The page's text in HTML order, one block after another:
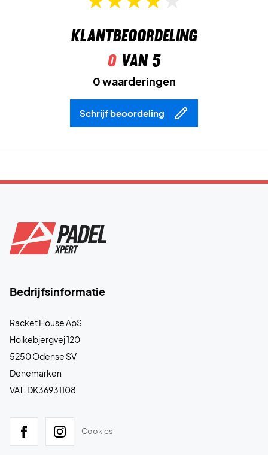
Klantbeoordeling
0van 5
0 waarderingen
Schrijf beoordeling
Bedrijfsinformatie
Racket House ApS
Holkebjergvej 120
5250 Odense SV
Denemarken
VAT: DK36931108
Cookies